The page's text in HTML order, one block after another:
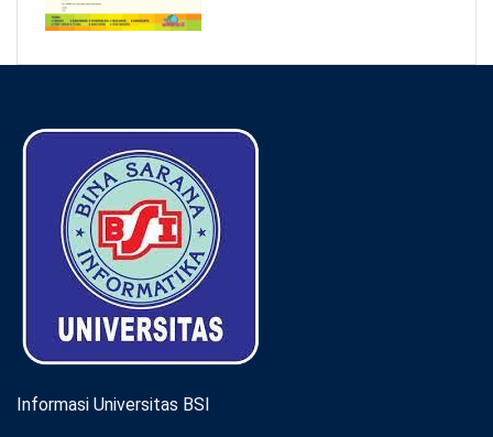
Informasi Universitas BSI